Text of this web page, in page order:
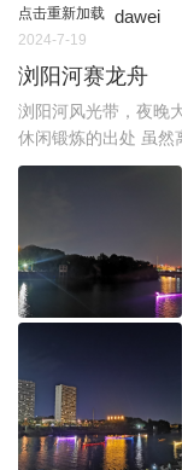
点击重新加载 dawei
2024-7-19
浏阳河赛龙舟
浏阳河风光带，夜晚
休闲锻炼的出处 虽然